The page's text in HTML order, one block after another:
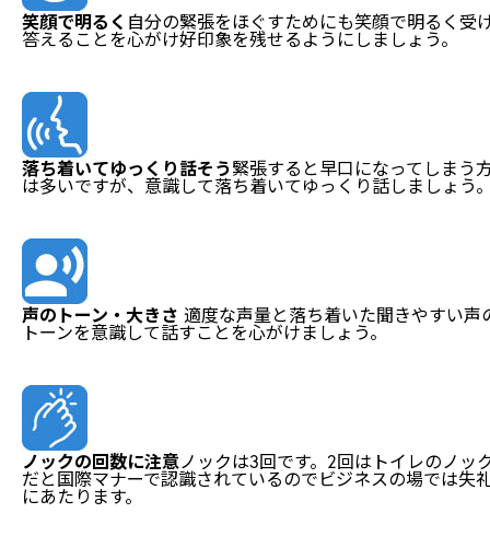
笑顔で明るく 自分の緊張をほぐすためにも笑顔で明るく受
答えることを心がけ好印象を残せるようにしましょう。
落ち着いてゆっくり話そう緊張すると早口になってしまう
は多いですが、意識して落ち着いてゆっくり話しましょう
声のトーン・大きさ 適度な声量と落ち着いた聞きやすい声
トーンを意識して話すことを心がけましょう。
ノックの回数に注意ノックは3回です。2回はトイレのノッ
だと国際マナーで認識されているのでビジネスの場では失
にあたります。